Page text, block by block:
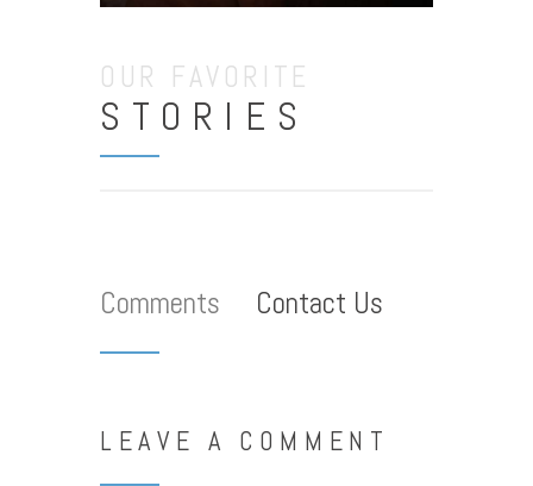
OUR FAVORITE
STORIES
Comments Contact Us
LEAVE A COMMENT